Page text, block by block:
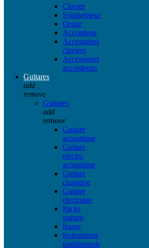
Clavier
Synthetiseur
Orgue
Accordeon
Accessoires
claviers
Accessoires
accordeons
Guitares
add
remove
Guitares
add
remove
Guitare
acoustique
Guitare
electro
acoustique
Guitare
classique
Guitare
electrique
Packs
guitare
Basse
Instruments
traditionnels